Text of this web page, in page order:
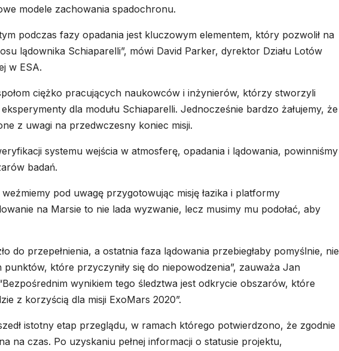
modele zachowania spadochronu.
podczas fazy opadania jest kluczowym elementem, który pozwolił na
lądownika Schiaparelli”, mówi David Parker, dyrektor Działu Lotów
w ESA.
ciężko pracujących naukowców i inżynierów, którzy stworzyli
dla modułu Schiaparelli. Jednocześnie bardzo żałujemy, że
z uwagi na przedwczesny koniec misji.
systemu wejścia w atmosferę, opadania i lądowania, powinniśmy
badań.
pod uwagę przygotowując misję łazika i platformy
na Marsie to nie lada wyzwanie, lecz musimy mu podołać, aby
do przepełnienia, a ostatnia faza lądowania przebiegłaby pomyślnie, nie
które przyczyniły się do niepowodzenia”, zauważa Jan
wynikiem tego śledztwa jest odkrycie obszarów, które
z korzyścią dla misji ExoMars 2020”.
istotny etap przeglądu, w ramach którego potwierdzono, że zgodnie
na czas. Po uzyskaniu pełnej informacji o statusie projektu,